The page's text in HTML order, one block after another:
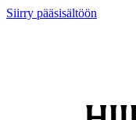
Siirry pääsisältöön